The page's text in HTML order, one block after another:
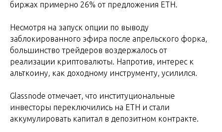
биржах примерно 26% от предложения ETH.
Несмотря на запуск опции по выводу
заблокированного эфира после апрельского форка,
большинство трейдеров воздержалось от
реализации криптовалюты. Напротив, интерес к
альткоину, как доходному инструменту, усилился.
Glassnode отмечает, что институциональные
инвесторы переключились на ETH и стали
аккумулировать капитал в депозитном контракте.